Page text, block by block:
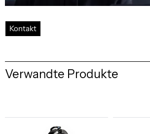
Kontakt
Verwandte Produkte